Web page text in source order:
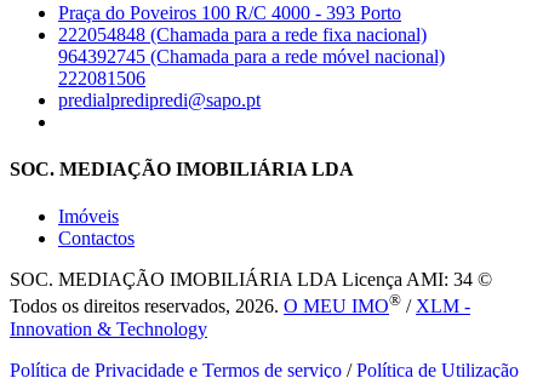
Praça do Poveiros 100 R/C 4000 - 393 Porto
222054848 (Chamada para a rede fixa nacional)
964392745 (Chamada para a rede móvel nacional)
222081506
predialpredipredi@sapo.pt
SOC. MEDIAÇÃO IMOBILIÁRIA LDA
Imóveis
Contactos
SOC. MEDIAÇÃO IMOBILIÁRIA LDA Licença AMI: 34 ©
Todos os direitos reservados, 2026. O MEU IMO® /XLM -
Innovation & Technology
Política de Privacidade e Termos de serviço /Política de Utilização